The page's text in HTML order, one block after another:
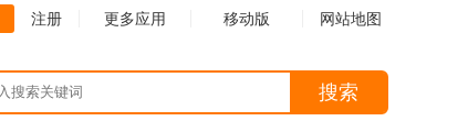
注册 更多应用 移动版 网站地图
搜索